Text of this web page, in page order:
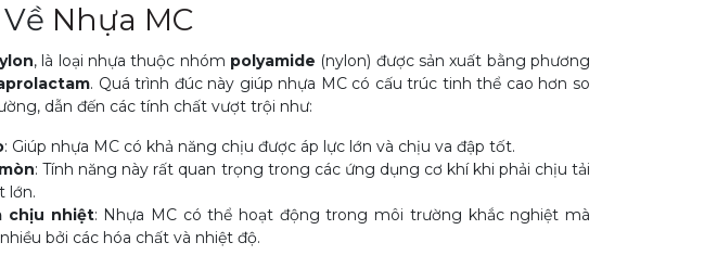
Nhựa MC
, là loại nhựa thuộc nhóm polyamide (nylon) được sản xuất bằng phương
. Quá trình đúc này giúp nhựa MC có cấu trúc tinh thể cao hơn so
dẫn đến các tính chất vượt trội như:
: Giúp nhựa MC có khả năng chịu được áp lực lớn và chịu va đập tốt.
: Tính năng này rất quan trọng trong các ứng dụng cơ khí khi phải chịu tải
lớn.
chịu nhiệt: Nhựa MC có thể hoạt động trong môi trường khắc nghiệt mà
bởi các hóa chất và nhiệt độ.